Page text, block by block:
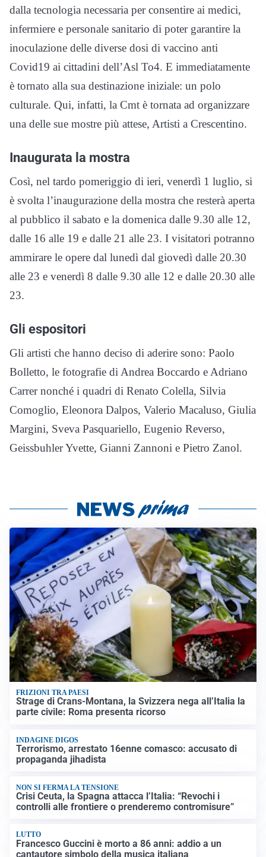
dalla tecnologia necessaria per consentire ai medici,
infermiere e personale sanitario di poter garantire la
inoculazione delle diverse dosi di vaccino anti
Covid19 ai cittadini dell’Asl To4. E immediatamente
è tornato alla sua destinazione iniziale: un polo
culturale. Qui, infatti, la Cmt è tornata ad organizzare
una delle sue mostre più attese, Artisti a Crescentino.
Inaugurata la mostra
Così, nel tardo pomeriggio di ieri, venerdì 1 luglio, si
è svolta l’inaugurazione della mostra che resterà aperta
al pubblico il sabato e la domenica dalle 9.30 alle 12,
dalle 16 alle 19 e dalle 21 alle 23. I visitatori potranno
ammirare le opere dal lunedì dal giovedì dalle 20.30
alle 23 e venerdì 8 dalle 9.30 alle 12 e dalle 20.30 alle
23.
Gli espositori
Gli artisti che hanno deciso di aderire sono: Paolo
Bolletto, le fotografie di Andrea Boccardo e Adriano
Carrer nonché i quadri di Renato Colella, Silvia
Comoglio, Eleonora Dalpos, Valerio Macaluso, Giulia
Margini, Sveva Pasquariello, Eugenio Reverso,
Geissbuhler Yvette, Gianni Zannoni e Pietro Zanol.
FRIZIONI TRA PAESI
Strage di Crans-Montana, la Svizzera nega all’Italia la
parte civile: Roma presenta ricorso
INDAGINE DIGOS
Terrorismo, arrestato 16enne comasco: accusato di
propaganda jihadista
NON SI FERMA LA TENSIONE
Crisi Ceuta, la Spagna attacca l’Italia: “Revochi i
controlli alle frontiere o prenderemo contromisure”
LUTTO
Francesco Guccini è morto a 86 anni: addio a un
cantautore simbolo della musica italiana